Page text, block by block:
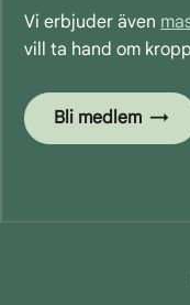
Vi erbjuder även
vill ta hand om
Bli medlem